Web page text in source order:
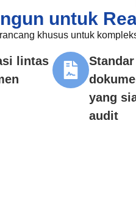
untuk
khusus untuk
lintas
Standar
yang
audit